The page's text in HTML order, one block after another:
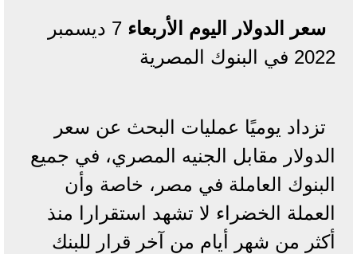
سعر الدولار اليوم الأربعاء
7 ديسمبر
2022 في البنوك المصرية
تزداد يوميًا عمليات البحث عن سعر
الدولار مقابل الجنيه المصري، في جميع
البنوك العاملة في مصر، خاصة وأن
العملة الخضراء لا تشهد استقرارا منذ
أكثر من شهر أيام من آخر قرار للبنك